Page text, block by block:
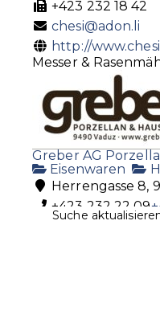
+423 232 18 42
chesi@adon.li
http://
Messer &
Greber AG
Eisenwaren
Herrengasse 8,
+423 232 22 09
Suche